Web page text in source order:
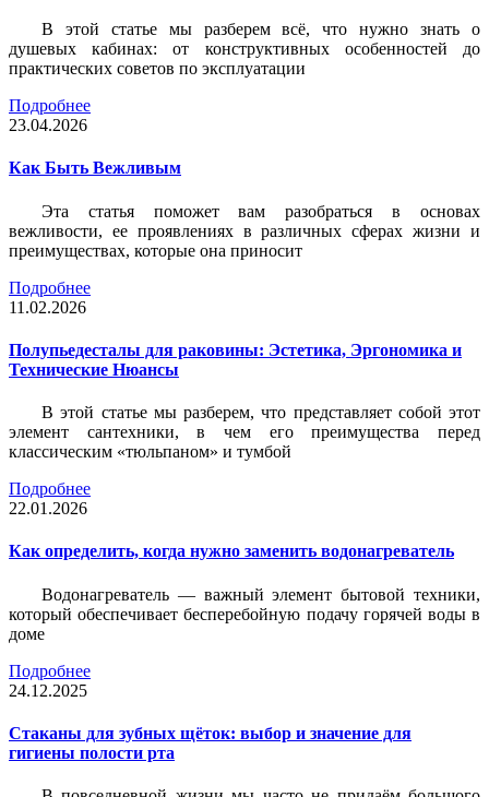
В этой статье мы разберем всё, что нужно знать о
душевых кабинах: от конструктивных особенностей до
практических советов по эксплуатации
Подробнее
23.04.2026
Как Быть Вежливым
Эта статья поможет вам разобраться в основах
вежливости, ее проявлениях в различных сферах жизни и
преимуществах, которые она приносит
Подробнее
11.02.2026
Полупьедесталы для раковины: Эстетика, Эргономика и
Технические Нюансы
В этой статье мы разберем, что представляет собой этот
элемент сантехники, в чем его преимущества перед
классическим «тюльпаном» и тумбой
Подробнее
22.01.2026
Как определить, когда нужно заменить водонагреватель
Водонагреватель — важный элемент бытовой техники,
который обеспечивает бесперебойную подачу горячей воды в
доме
Подробнее
24.12.2025
Стаканы для зубных щёток: выбор и значение для
гигиены полости рта